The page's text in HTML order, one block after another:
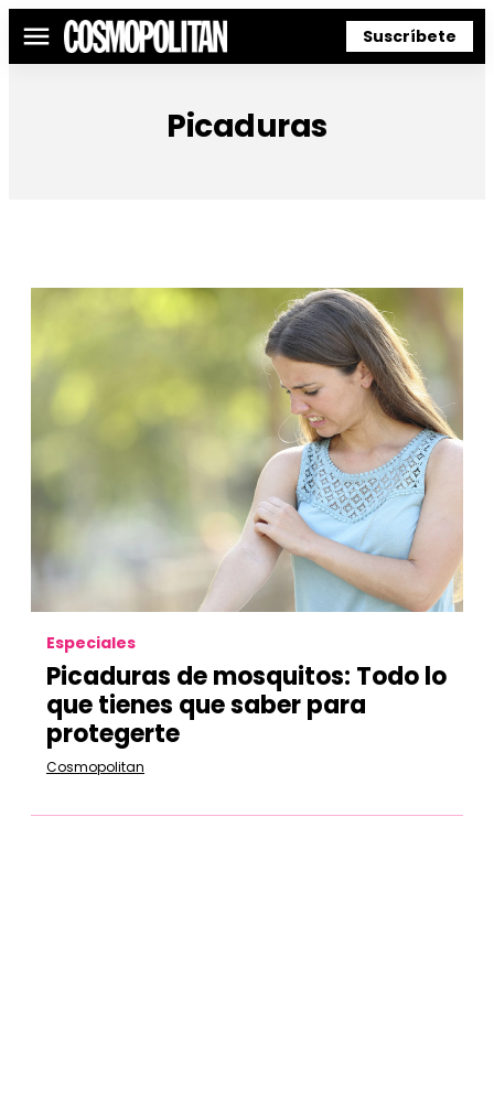
Menú Suscríbete
Picaduras
Especiales
Picaduras de mosquitos: Todo lo
que tienes que saber para
protegerte
Cosmopolitan